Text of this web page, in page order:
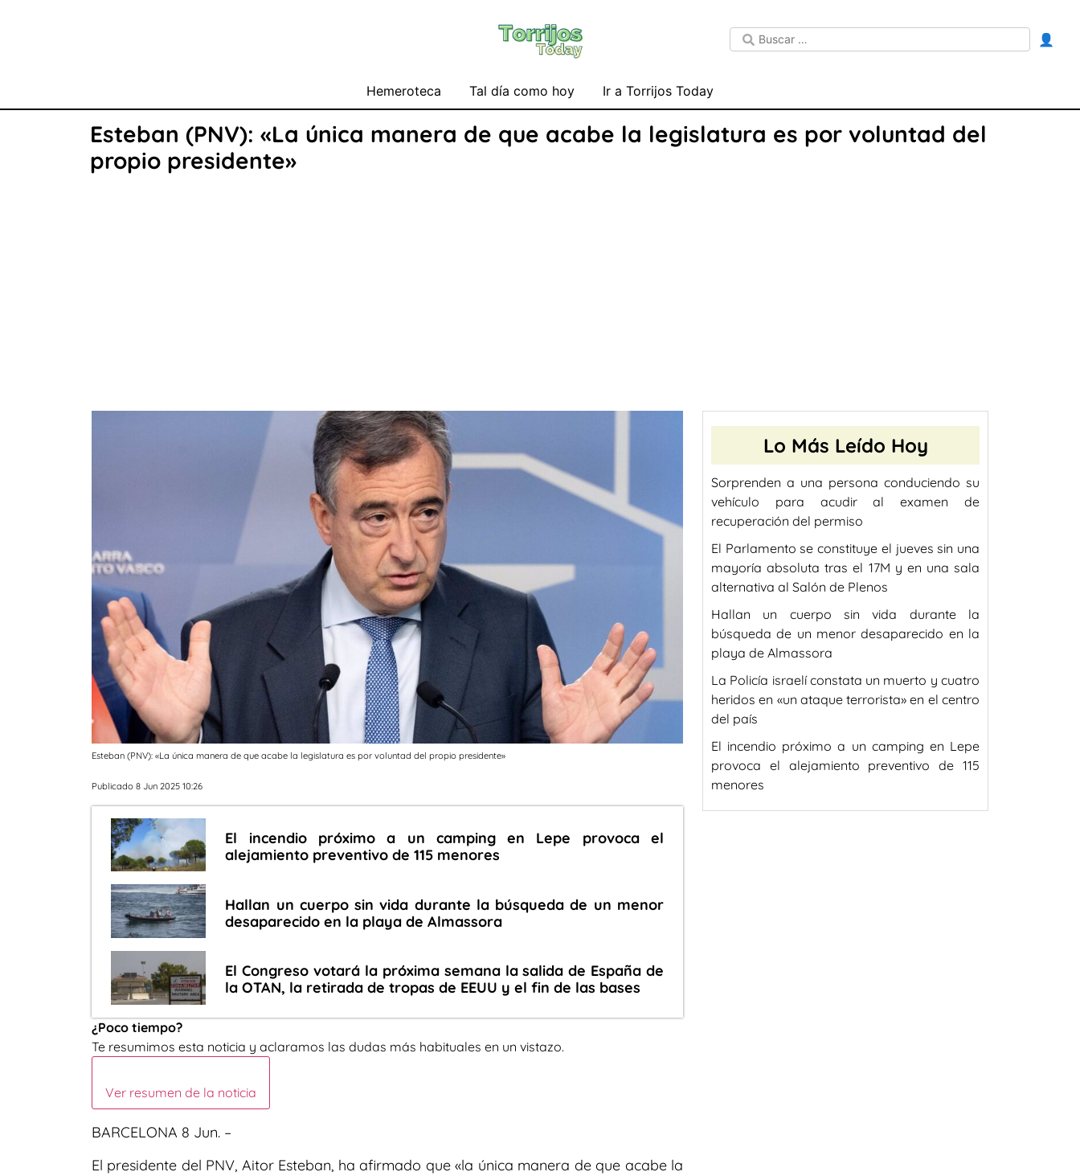
👤
Hemeroteca Tal día como hoy Ir a Torrijos Today
Esteban (PNV): «La única manera de que acabe la legislatura es por voluntad del
propio presidente»
Esteban (PNV): «La única manera de que acabe la legislatura es por voluntad del propio presidente»
Publicado 8 Jun 2025 10:26
El incendio próximo a un camping en Lepe provoca el
alejamiento preventivo de 115 menores
Hallan un cuerpo sin vida durante la búsqueda de un menor
desaparecido en la playa de Almassora
El Congreso votará la próxima semana la salida de España de
la OTAN, la retirada de tropas de EEUU y el fin de las bases
¿Poco tiempo?
Te resumimos esta noticia y aclaramos las dudas más habituales en un vistazo.
Ver resumen de la noticia
BARCELONA 8 Jun. –
El presidente del PNV, Aitor Esteban, ha afirmado que «la única manera de que acabe la
Lo Más Leído Hoy
Sorprenden a una persona conduciendo su
vehículo para acudir al examen de
recuperación del permiso
El Parlamento se constituye el jueves sin una
mayoría absoluta tras el 17M y en una sala
alternativa al Salón de Plenos
Hallan un cuerpo sin vida durante la
búsqueda de un menor desaparecido en la
playa de Almassora
La Policía israelí constata un muerto y cuatro
heridos en «un ataque terrorista» en el centro
del país
El incendio próximo a un camping en Lepe
provoca el alejamiento preventivo de 115
menores